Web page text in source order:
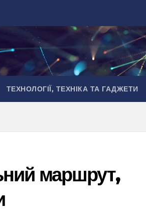
ТЕХНОЛОГІЇ, ТЕХНІКА ТА ГАДЖЕТИ
маршрут,